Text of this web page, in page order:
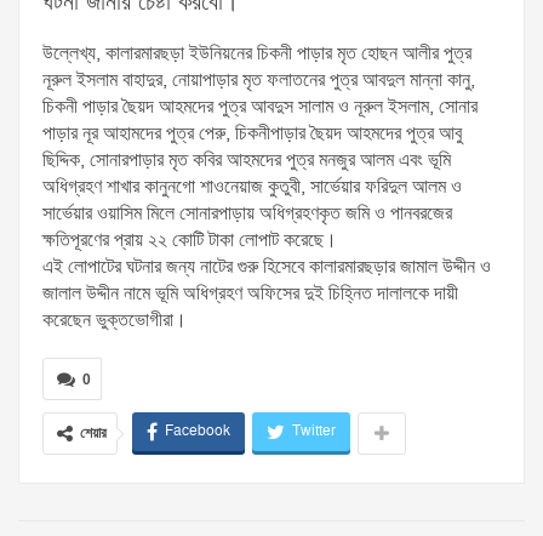
উল্লেখ্য, কালারমারছড়া ইউনিয়নের চিকনী পাড়ার মৃত হোছন আলীর পুত্র
নূরুল ইসলাম বাহাদুর, নোয়াপাড়ার মৃত ফলাতনের পুত্র আবদুল মান্না কানু,
চিকনী পাড়ার ছৈয়দ আহমদের পুত্র আবদুস সালাম ও নূরুল ইসলাম, সোনার
পাড়ার নূর আহামদের পুত্র পেরু, চিকনীপাড়ার ছৈয়দ আহমদের পুত্র আবু
ছিদ্দিক, সোনারপাড়ার মৃত কবির আহমদের পুত্র মনজুর আলম এবং ভূমি
অধিগ্রহণ শাখার কানুনগো শাওনেয়াজ কুতুবী, সার্ভেয়ার ফরিদুল আলম ও
সার্ভেয়ার ওয়াসিম মিলে সোনারপাড়ায় অধিগ্রহণকৃত জমি ও পানবরজের
ক্ষতিপূরণের প্রায় ২২ কোটি টাকা লোপাট করেছে।
এই লোপাটের ঘটনার জন্য নাটের গুরু হিসেবে কালারমারছড়ার জামাল উদ্দীন ও
জালাল উদ্দীন নামে ভূমি অধিগ্রহণ অফিসের দুই চিহ্নিত দালালকে দায়ী
করেছেন ভুক্তভোগীরা।
0
শেয়ার Facebook Twitter